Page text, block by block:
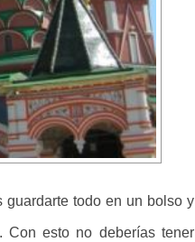
guardarte todo en un bolso y
Con esto no deberías tener